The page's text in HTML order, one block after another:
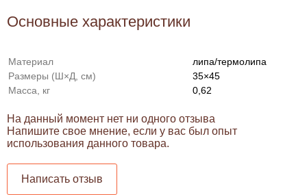
Основные характеристики
Материал
липа/термолипа
Размеры (Ш×Д, см)
35×45
Масса, кг
0,62
На данный момент нет ни одного отзыва
Напишите свое мнение, если у вас был опыт
использования данного товара.
Написать отзыв